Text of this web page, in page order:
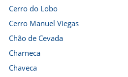
Cerro do Lobo
Cerro Manuel Viegas
Chão de Cevada
Charneca
Chaveca